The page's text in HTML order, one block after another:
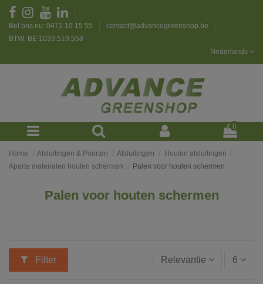
Bel ons nu: 0471 10 15 55
contact@advancegreenshop.be
BTW: BE 1033.519.558
Nederlands
0
Home Afsluitingen & Poorten Afsluitingen
Houten afsluitingen
Aparte materialen houten schermen
Palen voor houten schermen
Palen voor houten schermen
Filter Relevantie 6